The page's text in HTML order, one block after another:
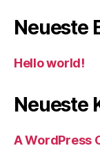
Neueste
Hello world!
Neueste
A WordPress